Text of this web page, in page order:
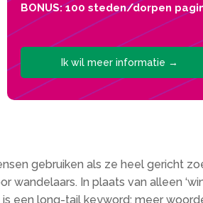
BONUS: 100 steden/dorpen
Ik wil meer informatie →
gebruiken als ze heel gericht
wandelaars.​ In plaats van alleen
een long-tail keyword: meer